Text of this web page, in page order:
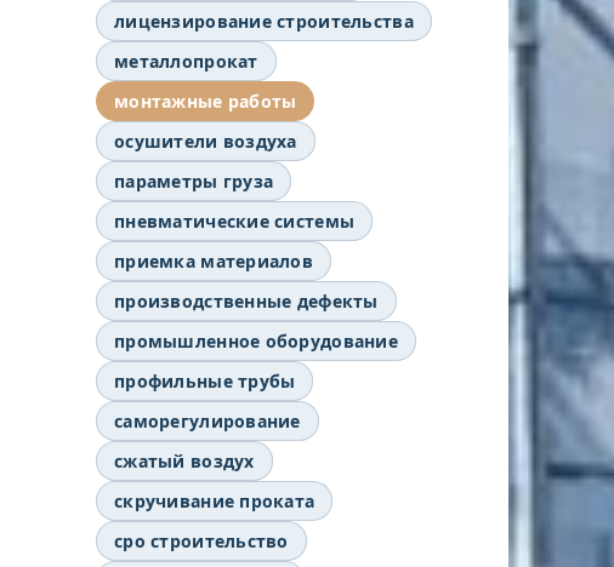
лицензирование строительства
металлопрокат
монтажные работы
осушители воздуха
параметры груза
пневматические системы
приемка материалов
производственные дефекты
промышленное оборудование
профильные трубы
саморегулирование
сжатый воздух
скручивание проката
сро строительство